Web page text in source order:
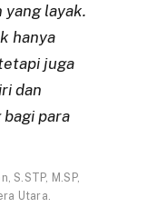
yang layak.
hanya
juga
dan
para
S.STP, M.SP,
Utara.